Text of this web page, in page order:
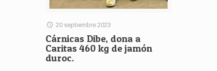
20 septiembre 2023
Cárnicas Dibe, dona a
Caritas 460 kg de jamón
duroc.